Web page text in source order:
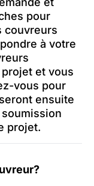
pour
couvreurs
à votre
et vous
vous pour
ensuite
projet.